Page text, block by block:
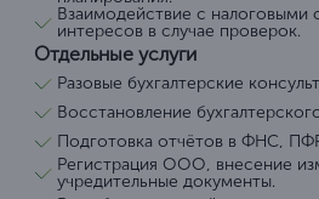
Взаимодействие с налоговыми
интересов в случае проверок.
Отдельные услуги
Разовые бухгалтерские
Восстановление
Подготовка отчётов в ФНС,
Регистрация ООО, внесение
учредительные документы.